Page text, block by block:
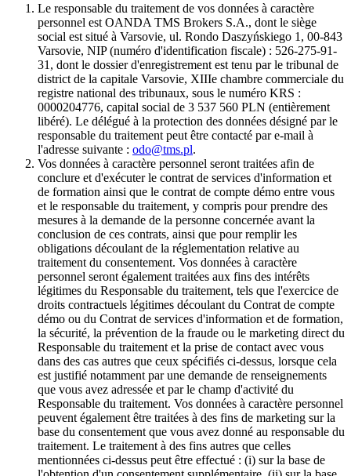
Le responsable du traitement de vos données à caractère
personnel est OANDA TMS Brokers S.A., dont le siège
social est situé à Varsovie, ul. Rondo Daszyńskiego 1, 00-843
Varsovie, NIP (numéro d'identification fiscale) : 526-275-91-
31, dont le dossier d'enregistrement est tenu par le tribunal de
district de la capitale Varsovie, XIIIe chambre commerciale du
registre national des tribunaux, sous le numéro KRS :
0000204776, capital social de 3 537 560 PLN (entièrement
libéré). Le délégué à la protection des données désigné par le
responsable du traitement peut être contacté par e-mail à
l'adresse suivante : odo@tms.pl.
Vos données à caractère personnel seront traitées afin de
conclure et d'exécuter le contrat de services d'information et
de formation ainsi que le contrat de compte démo entre vous
et le responsable du traitement, y compris pour prendre des
mesures à la demande de la personne concernée avant la
conclusion de ces contrats, ainsi que pour remplir les
obligations découlant de la réglementation relative au
traitement du consentement. Vos données à caractère
personnel seront également traitées aux fins des intérêts
légitimes du Responsable du traitement, tels que l'exercice de
droits contractuels légitimes découlant du Contrat de compte
démo ou du Contrat de services d'information et de formation,
la sécurité, la prévention de la fraude ou le marketing direct du
Responsable du traitement et la prise de contact avec vous
dans des cas autres que ceux spécifiés ci-dessus, lorsque cela
est justifié notamment par une demande de renseignements
que vous avez adressée et par le champ d'activité du
Responsable du traitement. Vos données à caractère personnel
peuvent également être traitées à des fins de marketing sur la
base du consentement que vous avez donné au responsable du
traitement. Le traitement à des fins autres que celles
mentionnées ci-dessus peut être effectué : (i) sur la base de